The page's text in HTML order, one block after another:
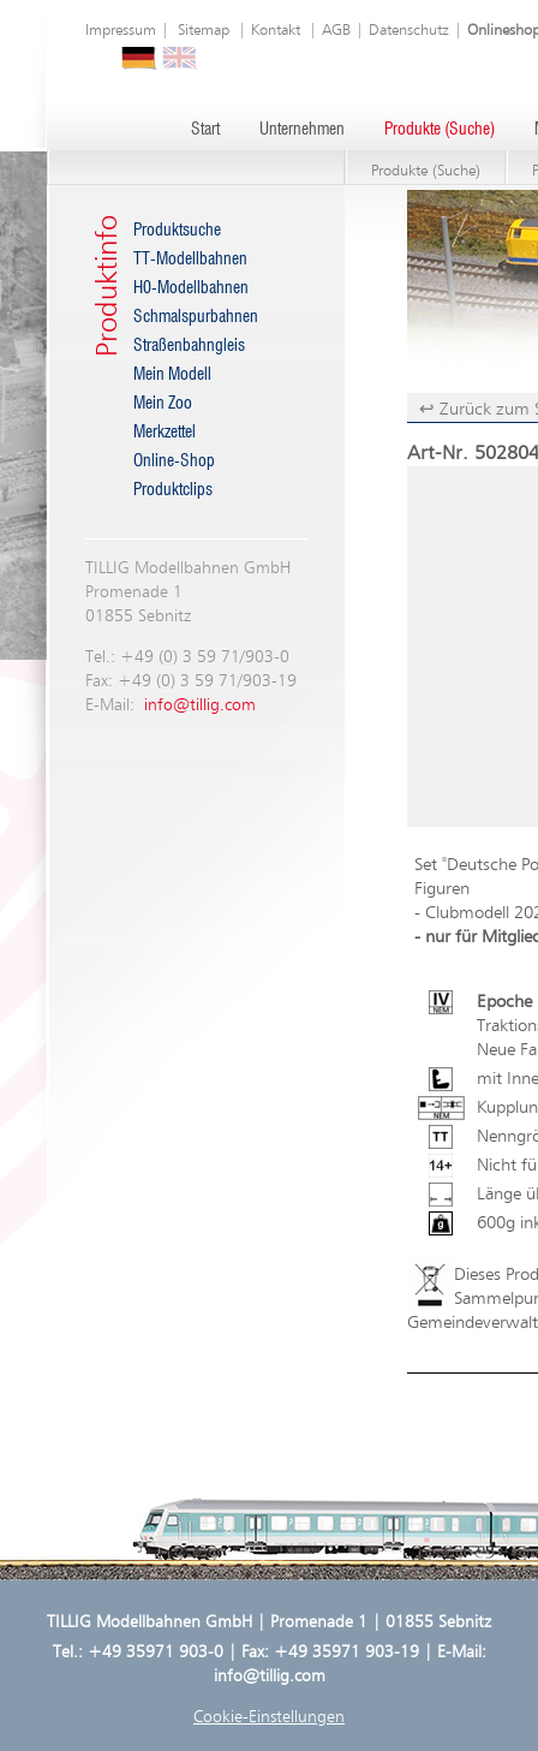
Impressum Sitemap Kontakt AGB Datenschutz
Start Unternehmen Produkte (Suche)
Produkte (Suche)
Produktinfo
Produktsuche
TT-Modellbahnen
H0-Modellbahnen
Schmalspurbahnen
Straßenbahngleis
Mein Modell
Mein Zoo
Merkzettel
Online-Shop
Produktclips
TILLIG Modellbahnen GmbH
Promenade 1
01855 Sebnitz
Tel.: +49 (0) 3 59 71/903-0
Fax: +49 (0) 3 59 71/903-19
E-Mail: info@tillig.com
↩ Zurück zum
Art-Nr.
Set "Deutsche
Figuren
- Clubmodell
- nur für
Neue
mit
Nicht
Länge
600g
Dieses
TILLIG Modellbahnen GmbH | Promenade 1 | 01855 Sebnitz
Tel.: +49 35971 903-0| Fax: +49 35971 903-19 | E-Mail:
info@tillig.com
Cookie-Einstellungen